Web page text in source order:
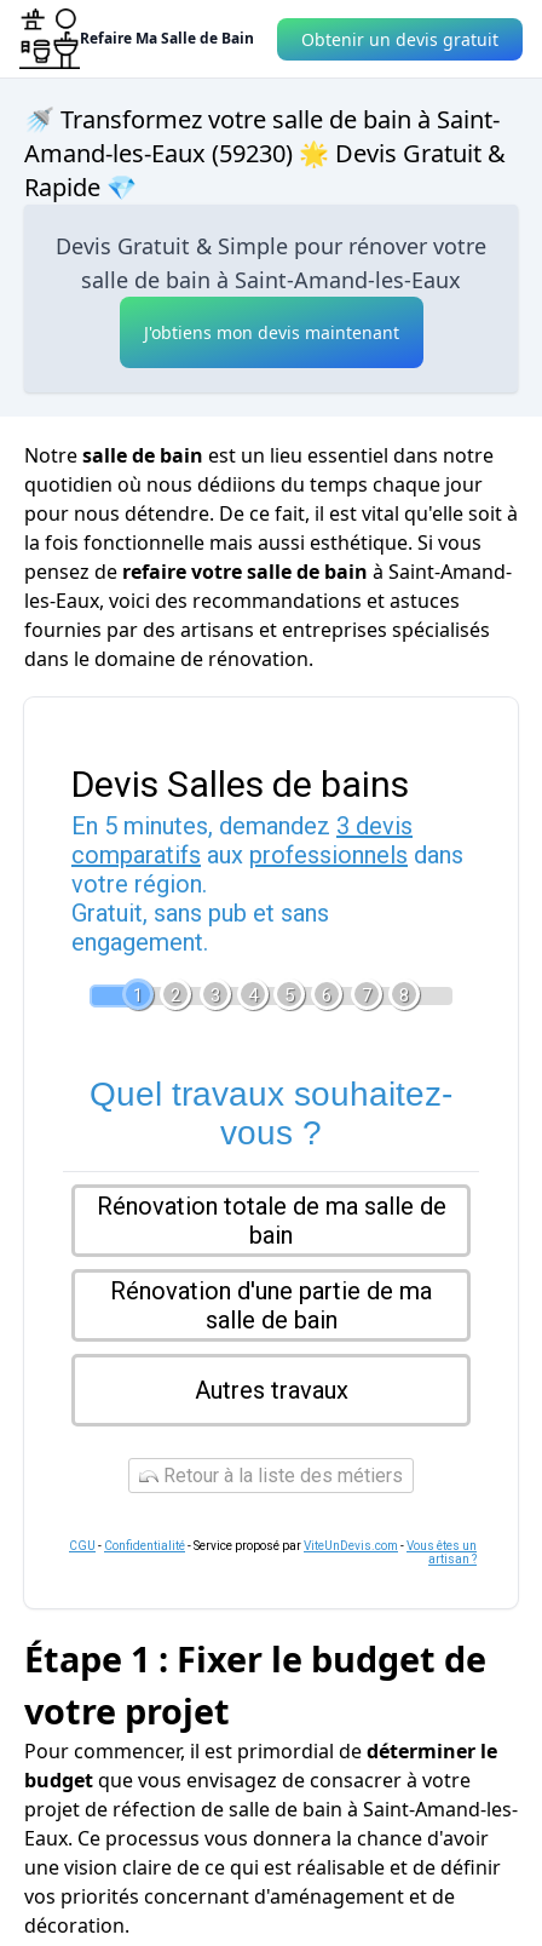
Refaire Ma Salle de Bain Obtenir un devis gratuit
🚿 Transformez votre salle de bain à Saint-
Amand-les-Eaux (59230) 🌟 Devis Gratuit &
Rapide 💎
Devis Gratuit & Simple pour rénover votre
salle de bain à Saint-Amand-les-Eaux
J'obtiens mon devis maintenant
Notresalle de bain est un lieu essentiel dans notre
quotidien où nous dédiions du temps chaque jour
pour nous détendre. De ce fait, il est vital qu'elle soit à
la fois fonctionnelle mais aussi esthétique. Si vous
pensez de refaire votre salle de bain à Saint-Amand-
les-Eaux, voici des recommandations et astuces
fournies par des artisans et entreprises spécialisés
dans le domaine de rénovation.
Devis Salles de bains
En 5 minutes, demandez 3 devis
comparatifs aux professionnels dans
votre région.
Gratuit, sans pub et sans
engagement.
1 2 3 4 5 6 7 8
Quel travaux souhaitez-
vous ?
Rénovation totale de ma salle de
bain
Rénovation d'une partie de ma
salle de bain
Autres travaux
Retour à la liste des métiers
CGU - Confidentialité- Service proposé parViteUnDevis.com -Vous êtes un
artisan ?
Étape 1 : Fixer le budget de
votre projet
Pour commencer, il est primordial dedéterminer le
budgetque vous envisagez de consacrer à votre
projet de réfection de salle de bain à Saint-Amand-les-
Eaux. Ce processus vous donnera la chance d'avoir
une vision claire de ce qui est réalisable et de définir
vos priorités concernant d'aménagement et de
décoration.